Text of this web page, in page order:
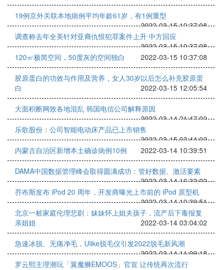
19例京外关联本地病例平均年龄61岁，有1例重型
2022-03-15 10:37:08
调查称去年全美针对亚裔仇恨犯罪案件上升 中方回应
2022-03-15 10:37:08
120㎡极简空间，50度灰的空间独白
2022-03-15 10:37:08
胶原蛋白的功效与作用及营养，女人30岁以后怎么补充胶原蛋
白
2022-03-15 12:05:54
大面积断网致各地混乱 韩国电信公司解释原因
2022-03-14 21:47:02
乐歌股份：公司智能电动床产品已上市销售
2022-03-15 03:44:02
内蒙古自治区新增本土确诊病例10例
2022-03-14 10:39:51
DAMA中国数据管理峰会取得圆满成功：管好数据、激活要素
2022-03-14 16:32:02
乔布斯发布 iPod 20 周年，开发商曝光上市前的 iPod 原型机
2022-03-14 10:39:51
北京一桩家庭伦理悲剧：妹妹怀上姐夫孩子，流产后下毒报复
亲姐姐
2022-03-14 03:04:02
急速冰脱、无痛净毛，Ulike脱毛仪引发2022脱毛新风潮
2022-03-14 11:09:18
罗云熙主理潮玩「翼魔狮EMOOS」官宣 让传统再次流行